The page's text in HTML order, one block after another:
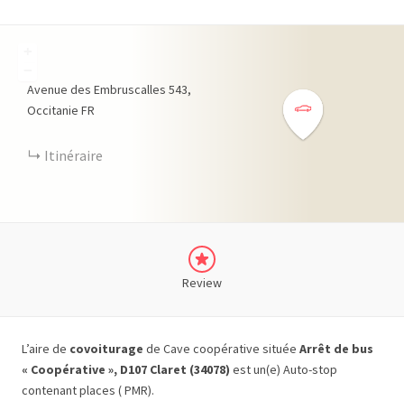
Avenue des Embruscalles 543
Occitanie FR
Itinéraire
Review
L’aire de covoiturage de Cave coopérative située Arrêt de bus
« Coopérative », D107 Claret (34078) est un(e) Auto-stop
contenant places ( PMR).